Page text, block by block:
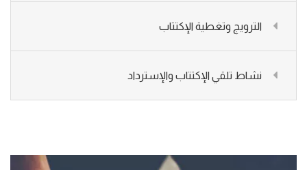
الترويج وتغطية الإكتتاب
نشاط تلقي الإكتتاب والإسترداد